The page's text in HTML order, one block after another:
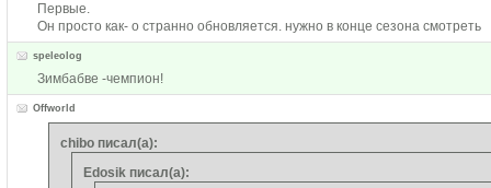
Первые.
Он просто как- о странно обновляется. нужно в конце сезона смотреть
speleolog
Зимбабве -чемпион!
Offworld
chibo писал(а):
Edosik писал(а):